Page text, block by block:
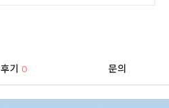
후기0 문의